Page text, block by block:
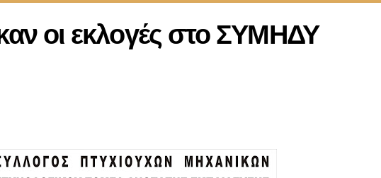
οι εκλογές στο ΣΥΜΗΔΥ